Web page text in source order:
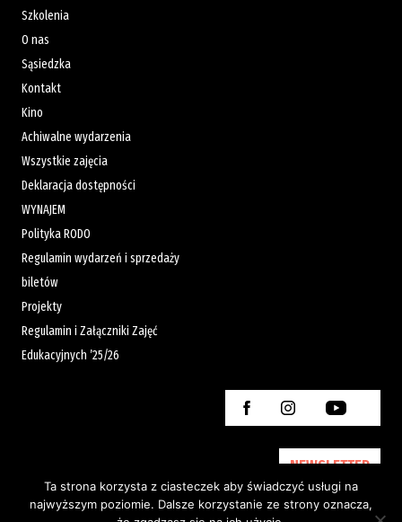
Szkolenia
O nas
Sąsiedzka
Kontakt
Kino
Achiwalne wydarzenia
Wszystkie zajęcia
Deklaracja dostępności
WYNAJEM
Polityka RODO
Regulamin wydarzeń i sprzedaży
biletów
Projekty
Regulamin i Załączniki Zajęć
Edukacyjnych ’25/26
NEWSLETTER
Ta strona korzysta z ciasteczek aby świadczyć usługi na
najwyższym poziomie. Dalsze korzystanie ze strony oznacza,